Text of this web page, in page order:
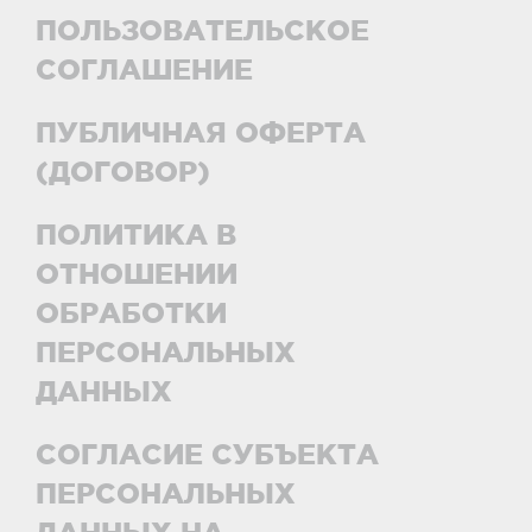
ПОЛЬЗОВАТЕЛЬСКОЕ
СОГЛАШЕНИЕ
ПУБЛИЧНАЯ ОФЕРТА
(ДОГОВОР)
ПОЛИТИКА В
ОТНОШЕНИИ
ОБРАБОТКИ
ПЕРСОНАЛЬНЫХ
ДАННЫХ
СОГЛАСИЕ СУБЪЕКТА
ПЕРСОНАЛЬНЫХ